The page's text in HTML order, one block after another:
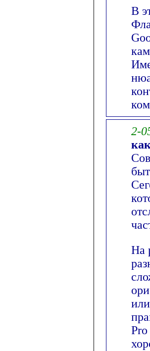
В
2-
На